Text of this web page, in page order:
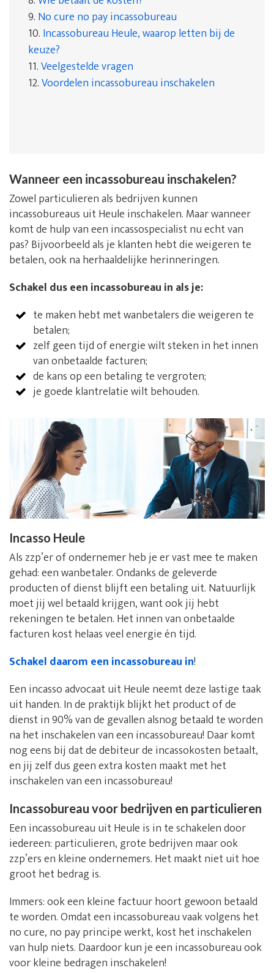
9. No cure no pay incassobureau
10. Incassobureau Heule, waarop letten bij de
keuze?
11.Veelgestelde vragen
12.Voordelen incassobureau inschakelen
Wanneer een incassobureau inschakelen?
Zowel particulieren als bedrijven kunnen
incassobureaus uit Heule inschakelen. Maar wanneer
komt de hulp van een incassospecialist nu echt van
pas? Bijvoorbeeld als je klanten hebt die weigeren te
betalen, ook na herhaaldelijke herinneringen.
Schakel dus een incassobureau in als je:
te maken hebt met wanbetalers die weigeren te
betalen;
zelf geen tijd of energie wilt steken in het innen
van onbetaalde facturen;
de kans op een betaling te vergroten;
je goede klantrelatie wilt behouden.
Incasso Heule
Als zzp’er of ondernemer heb je er vast mee te maken
gehad: een wanbetaler. Ondanks de geleverde
producten of dienst blijft een betaling uit. Natuurlijk
moet jij wel betaald krijgen, want ook jij hebt
rekeningen te betalen. Het innen van onbetaalde
facturen kost helaas veel energie én tijd.
Schakel daarom een incassobureau in!
Een incasso advocaat uit Heule neemt deze lastige taak
uit handen. In de praktijk blijkt het product of de
dienst in 90% van de gevallen alsnog betaald te worden
na het inschakelen van een incassobureau! Daar komt
nog eens bij dat de debiteur de incassokosten betaalt,
en jij zelf dus geen extra kosten maakt met het
inschakelen van een incassobureau!
Incassobureau voor bedrijven en particulieren
Een incassobureau uit Heule is in te schakelen door
iedereen: particulieren, grote bedrijven maar ook
zzp’ers en kleine ondernemers. Het maakt niet uit hoe
groot het bedrag is.
Immers: ook een kleine factuur hoort gewoon betaald
te worden. Omdat een incassobureau vaak volgens het
no cure, no pay principe werkt, kost het inschakelen
van hulp niets. Daardoor kun je een incassobureau ook
voor kleine bedragen inschakelen!